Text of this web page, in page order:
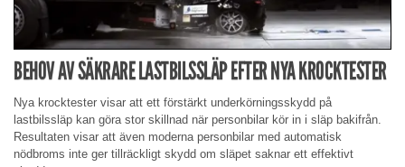
BEHOV AV SÄKRARE LASTBILSSLÄP EFTER NYA KROCKTESTER
Nya krocktester visar att ett förstärkt underkörningsskydd på
lastbilssläp kan göra stor skillnad när personbilar kör in i släp bakifrån.
Resultaten visar att även moderna personbilar med automatisk
nödbroms inte ger tillräckligt skydd om släpet saknar ett effektivt